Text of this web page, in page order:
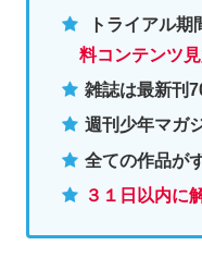
トライアル期
料コンテンツ見
雑誌は最新刊
週刊少年マガ
全ての作品が
３１日以内に